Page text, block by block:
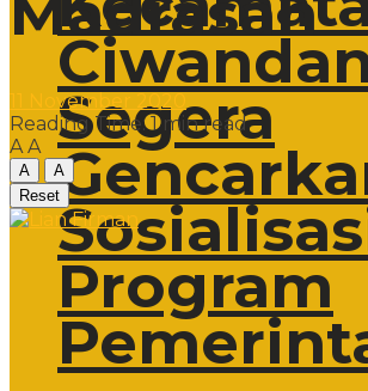
Segera
Program
11 November 2020
Reading Time: 1 min read
A A
A
A
Reset